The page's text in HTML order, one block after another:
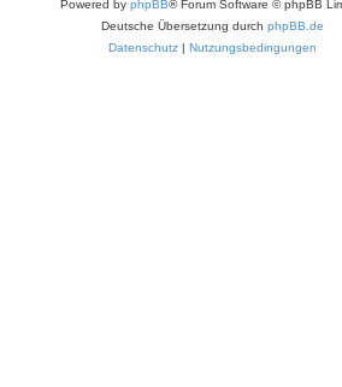
Powered by phpBB® Forum Software © phpBB
Deutsche Übersetzung durch phpBB.de
Datenschutz | Nutzungsbedingungen